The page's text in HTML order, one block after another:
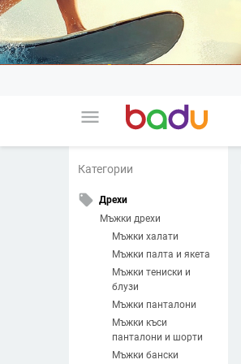
menu
Категории
local_offer Дрехи
Мъжки дрехи
Мъжки халати
Мъжки палта и якета
Мъжки тениски и
блузи
Мъжки панталони
Мъжки къси
панталони и шорти
Мъжки бански